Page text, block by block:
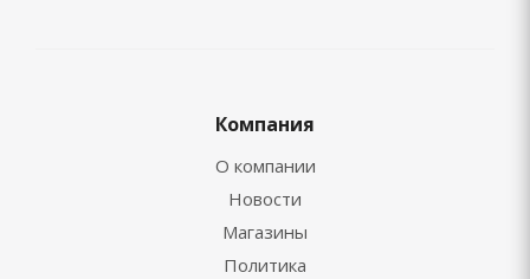
Компания
О компании
Новости
Магазины
Политика